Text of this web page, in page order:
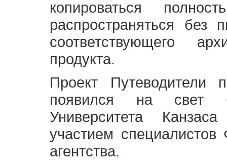
копироваться
распространяться без
соответствующего
продукта.
Проект Путеводители
появился на свет
Университета
участием специалистов
агентства.